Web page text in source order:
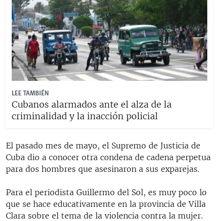
LEE TAMBIÉN
Cubanos alarmados ante el alza de la
criminalidad y la inacción policial
El pasado mes de mayo, el Supremo de Justicia de
Cuba dio a conocer otra condena de cadena perpetua
para dos hombres que asesinaron a sus exparejas.
Para el periodista Guillermo del Sol, es muy poco lo
que se hace educativamente en la provincia de Villa
Clara sobre el tema de la violencia contra la mujer.